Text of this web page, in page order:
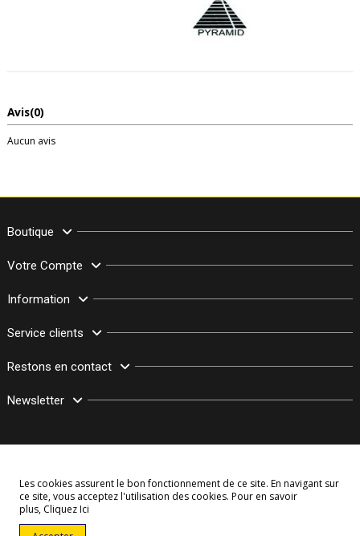
Avis(0)
Aucun avis
Boutique
Votre Compte
Information
Service clients
Restons en contact
Newsletter
© Copyright 2003–2026 Bollymarket.com - Tous Droits Réservés
Les cookies assurent le bon fonctionnement de ce site. En navigant sur
ce site, vous acceptez l'utilisation des cookies. Pour en savoir
plus, Cliquez Ici